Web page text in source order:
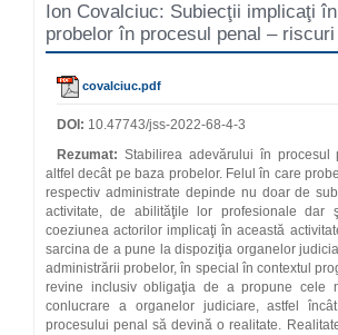
Ion Covalciuc: Subiecţii implicaţi
probelor în procesul penal –
covalciuc.pdf
DOI: 10.47743/jss-2022-68-4-3
Rezumat: Stabilirea adevărului în
altfel decât pe baza probelor. Felul în care
respectiv administrate depinde nu doar de
activitate, de abilităţile lor profesionale
coeziunea actorilor implicaţi în această
sarcina de a pune la dispoziţia organelor
administrării probelor, în special în contextul
revine inclusiv obligaţia de a propune cele
conlucrare a organelor judiciare, astfel
procesului penal să devină o realitate.